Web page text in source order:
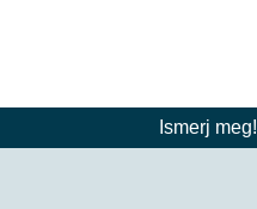
Ismerj